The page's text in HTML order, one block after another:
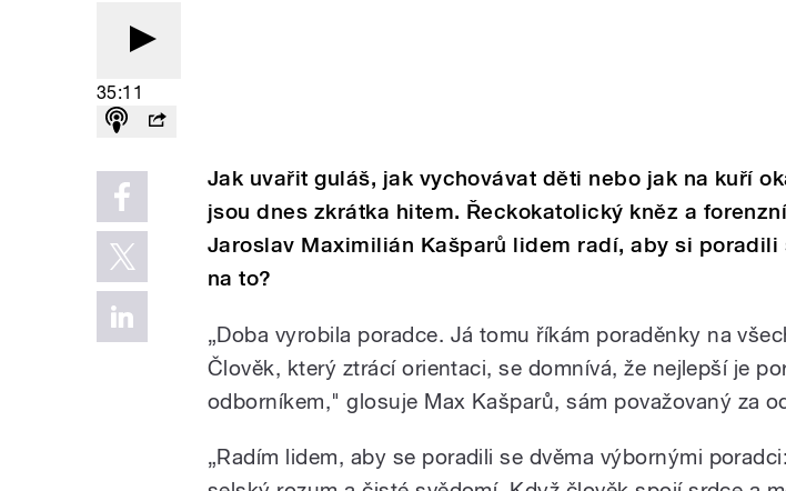
35:11
Jak uvařit guláš, jak vychovávat děti nebo jak na kuří
jsou dnes zkrátka hitem. Řeckokatolický kněz a
Jaroslav Maximilián Kašparů lidem radí, aby si poradili
na to?
„Doba vyrobila poradce. Já tomu říkám poraděnky na
Člověk, který ztrácí orientaci, se domnívá, že nejlepší je
odborníkem," glosuje Max Kašparů, sám považovaný za
„Radím lidem, aby se poradili se dvěma výbornými